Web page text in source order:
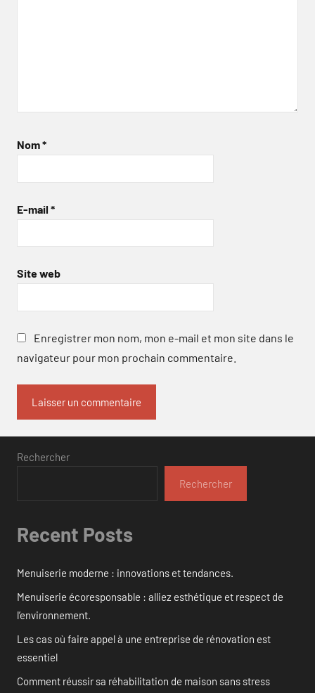
Nom*
E-mail *
Site web
Enregistrer mon nom, mon e-mail et mon site dans le
navigateur pour mon prochain commentaire.
Rechercher
Rechercher
Recent Posts
Menuiserie moderne : innovations et tendances.
Menuiserie écoresponsable : alliez esthétique et respect de
l’environnement.
Les cas où faire appel à une entreprise de rénovation est
essentiel
Comment réussir sa réhabilitation de maison sans stress